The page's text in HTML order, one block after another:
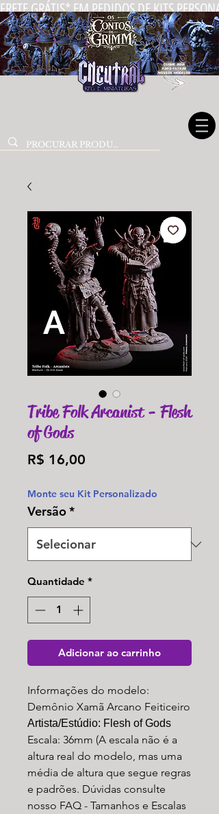
FRETE GRÁTIS* EM PEDIDOS DE KITS
Tribe Folk Arcanist - Flesh
of Gods
R$ 16,00
Monte seu Kit Personalizado
Versão*
Quantidade *
Adicionar ao carrinho
Informações do modelo:
Demônio Xamã Arcano Feiticeiro
Artista/Estúdio: Flesh of Gods
Escala: 36mm (A escala não é a
altura real do modelo, mas uma
média de altura que segue regras
e padrões. Dúvidas consulte
nosso FAQ - Tamanhos e Escalas